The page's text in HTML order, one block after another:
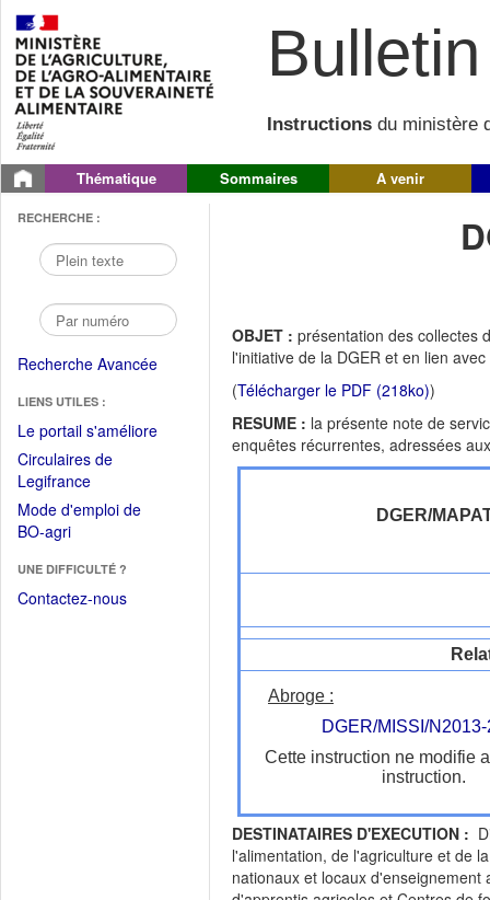
Instructions du ministère
Thématique Sommaires A venir
RECHERCHE :
Recherche Avancée
LIENS UTILES :
Le portail s'améliore(Fichier
Circulaires de
Legifrance(Ouvrir
dans
une
fenêtre)
Mode d'emploi de
BO-agri(Ouvrir
une
nouvelle
UNE DIFFICULTÉ ?
Contactez-nous
OBJET : présentation des collectes
l'initiative de la DGER et en lien
(Télécharger le PDF (218ko))
RESUME : la présente note de
enquêtes récurrentes, adressées
DGER/
Abroge :
DGER/MISSI/
Cette instruction ne modifie
instruction.
DESTINATAIRES D'EXECUTION :
l'alimentation, de l'agriculture et de
nationaux et locaux